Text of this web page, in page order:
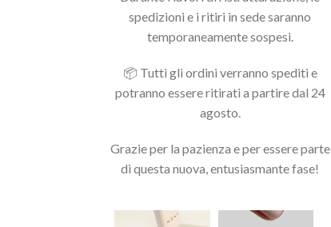
spedizioni e i ritiri in sede saranno
temporaneamente sospesi.
📦 Tutti gli ordini verranno spediti e
potranno essere ritirati a partire dal 24
agosto.
Grazie per la pazienza e per essere parte
di questa nuova, entusiasmante fase!